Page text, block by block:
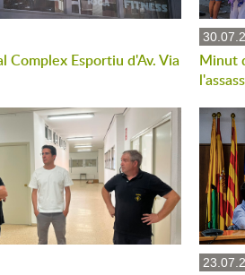
Complex Esportiu d'Av. Via
Minut